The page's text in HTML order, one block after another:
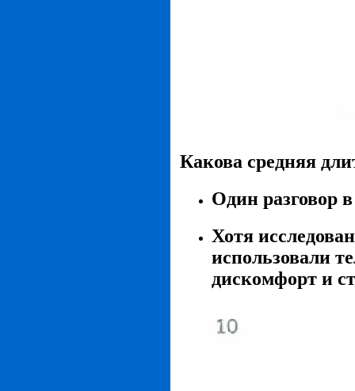
Какова средняя
Один разговор
Хотя
использовали
дискомфорт и